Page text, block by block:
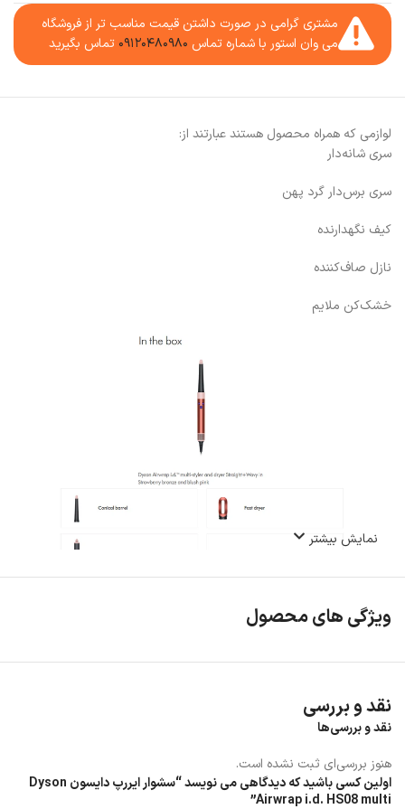
مشتری گرامی در صورت داشتن قیمت مناسب تر از فروشگاه
می وان استور با شماره تماس ۰۹۱۲۰۴۸۰۹۸۰ تماس بگیرید
لوازمی که همراه محصول هستند عبارتند از:
سری شانه‌دار
سری برس‌دار گرد پهن
کیف نگهدارنده
نازل صاف‌کننده
خشک‌کن ملایم
ثانیه اندازه گیری می کند تا از آسیب گرما جلوگیری کند.
نمایش بیشتر
ویژگی های محصول
نقد و بررسی
نقد و بررسی‌ها
هنوز بررسی‌ای ثبت نشده است.
اولین کسی باشید که دیدگاهی می نویسد “سشوار ایررپ دایسون Dyson
Airwrap i.d. HS08 multi”